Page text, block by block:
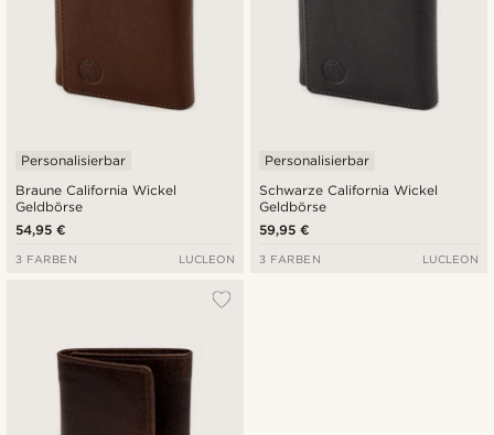
Braune California Wickel
Geldbörse
Personalisierbar
54,95 €
3 FARBEN LUCLEON
Schwarze California Wickel
Geldbörse
Personalisierbar
59,95 €
3 FARBEN LUCLEON